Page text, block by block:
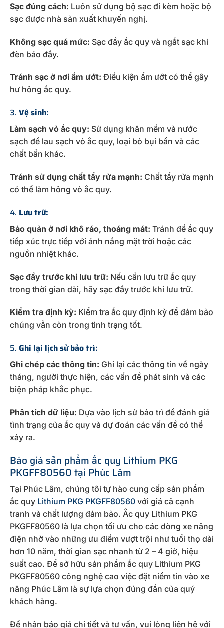
Sạc đúng cách: Luôn sử dụng bộ sạc đi kèm hoặc bộ
sạc được nhà sản xuất khuyến nghị.
Không sạc quá mức: Sạc đầy ắc quy và ngắt sạc khi
đèn báo đầy.
Tránh sạc ở nơi ẩm ướt: Điều kiện ẩm ướt có thể gây
hư hỏng ắc quy.
3. Vệ sinh:
Làm sạch vỏ ắc quy: Sử dụng khăn mềm và nước
sạch để lau sạch vỏ ắc quy, loại bỏ bụi bẩn và các
chất bẩn khác.
Tránh sử dụng chất tẩy rửa mạnh: Chất tẩy rửa mạnh
có thể làm hỏng vỏ ắc quy.
4. Lưu trữ:
Bảo quản ở nơi khô ráo, thoáng mát: Tránh để ắc quy
tiếp xúc trực tiếp với ánh nắng mặt trời hoặc các
nguồn nhiệt khác.
Sạc đầy trước khi lưu trữ: Nếu cần lưu trữ ắc quy
trong thời gian dài, hãy sạc đầy trước khi lưu trữ.
Kiểm tra định kỳ: Kiểm tra ắc quy định kỳ để đảm bảo
chúng vẫn còn trong tình trạng tốt.
5. Ghi lại lịch sử bảo trì:
Ghi chép các thông tin: Ghi lại các thông tin về ngày
tháng, người thực hiện, các vấn đề phát sinh và các
biện pháp khắc phục.
Phân tích dữ liệu: Dựa vào lịch sử bảo trì để đánh giá
tình trạng của ắc quy và dự đoán các vấn đề có thể
xảy ra.
Báo giá sản phẩm ắc quy Lithium PKG
PKGFF80560 tại Phúc Lâm
Tại Phúc Lâm, chúng tôi tự hào cung cấp sản phẩm
ắc quy Lithium PKG PKGFF80560 với giá cả cạnh
tranh và chất lượng đảm bảo. Ắc quy Lithium PKG
PKGFF80560 là lựa chọn tối ưu cho các dòng xe nâng
điện nhờ vào những ưu điểm vượt trội như tuổi thọ dài
hơn 10 năm, thời gian sạc nhanh từ 2 – 4 giờ, hiệu
suất cao. Để sở hữu sản phẩm ắc quy Lithium PKG
PKGFF80560 công nghệ cao việc đặt niềm tin vào xe
nâng Phúc Lâm là sự lựa chọn đúng đắn của quý
khách hàng.
Để nhận báo giá chi tiết và tư vấn, vui lòng liên hệ với